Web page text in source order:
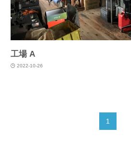
工場 A
2022-10-26
1